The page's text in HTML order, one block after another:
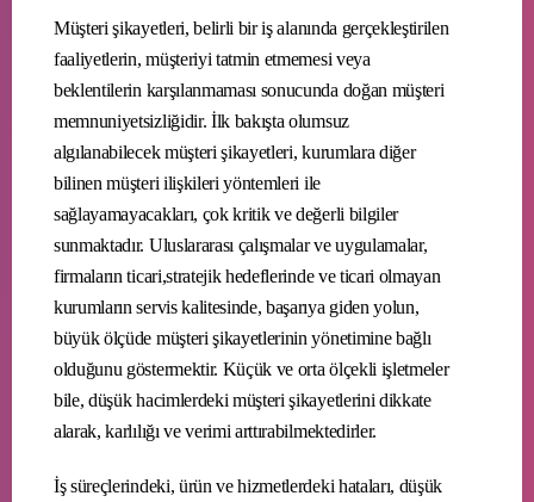
Müşteri şikayetleri, belirli bir iş alanında gerçekleştirilen
faaliyetlerin, müşteriyi tatmin etmemesi veya
beklentilerin karşılanmaması sonucunda doğan müşteri
memnuniyetsizliğidir. İlk bakışta olumsuz
algılanabilecek müşteri şikayetleri, kurumlara diğer
bilinen müşteri ilişkileri yöntemleri ile
sağlayamayacakları, çok kritik ve değerli bilgiler
sunmaktadır. Uluslararası çalışmalar ve uygulamalar,
firmaların ticari,stratejik hedeflerinde ve ticari olmayan
kurumların servis kalitesinde, başarıya giden yolun,
büyük ölçüde müşteri şikayetlerinin yönetimine bağlı
olduğunu göstermektir. Küçük ve orta ölçekli işletmeler
bile, düşük hacimlerdeki müşteri şikayetlerini dikkate
alarak, karlılığı ve verimi arttırabilmektedirler.
İş süreçlerindeki, ürün ve hizmetlerdeki hataları, düşük